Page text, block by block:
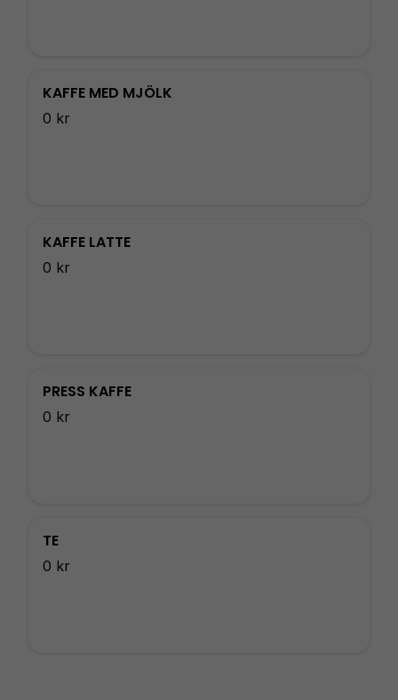
KAFFE MED MJÖLK
0 kr
KAFFE LATTE
0 kr
PRESS KAFFE
0 kr
TE
0 kr